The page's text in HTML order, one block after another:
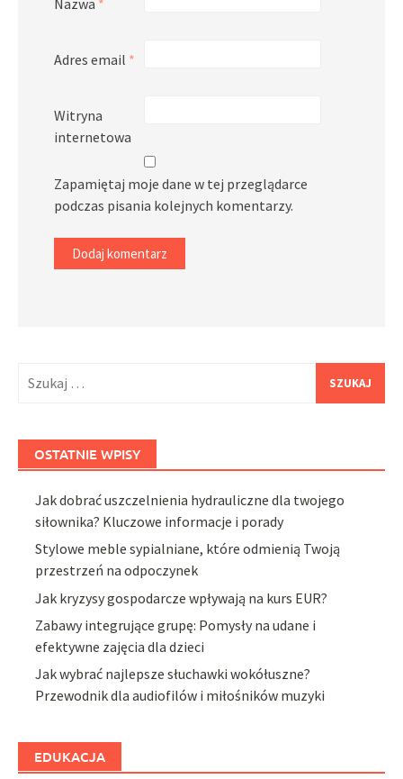
Adres email *
Witryna
internetowa
Zapamiętaj moje dane w tej przeglądarce
podczas pisania kolejnych komentarzy.
OSTATNIE WPISY
Jak dobrać uszczelnienia hydrauliczne dla twojego
siłownika? Kluczowe informacje i porady
Stylowe meble sypialniane, które odmienią Twoją
przestrzeń na odpoczynek
Jak kryzysy gospodarcze wpływają na kurs EUR?
Zabawy integrujące grupę: Pomysły na udane i
efektywne zajęcia dla dzieci
Jak wybrać najlepsze słuchawki wokółuszne?
Przewodnik dla audiofilów i miłośników muzyki
EDUKACJA